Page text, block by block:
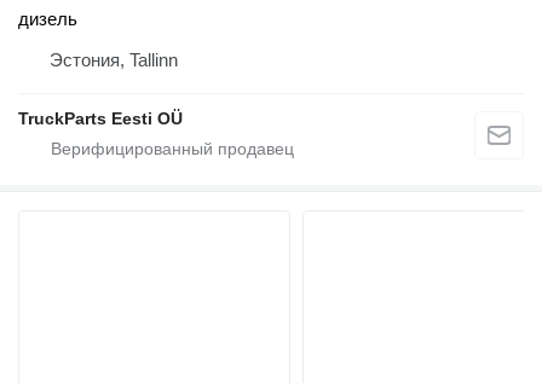
дизель
Эстония, Tallinn
TruckParts Eesti OÜ